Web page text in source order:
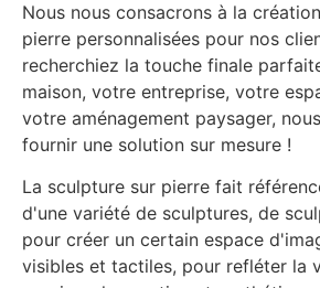
Nous nous consacrons à la
pierre personnalisées pour nos
recherchiez la touche finale
maison, votre entreprise, votre
votre aménagement paysager,
fournir une solution sur mesure !
La sculpture sur pierre fait
d'une variété de sculptures, de
pour créer un certain espace
visibles et tactiles, pour refléter la